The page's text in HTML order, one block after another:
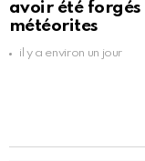
avoir été
météorites
il y a environ un jour